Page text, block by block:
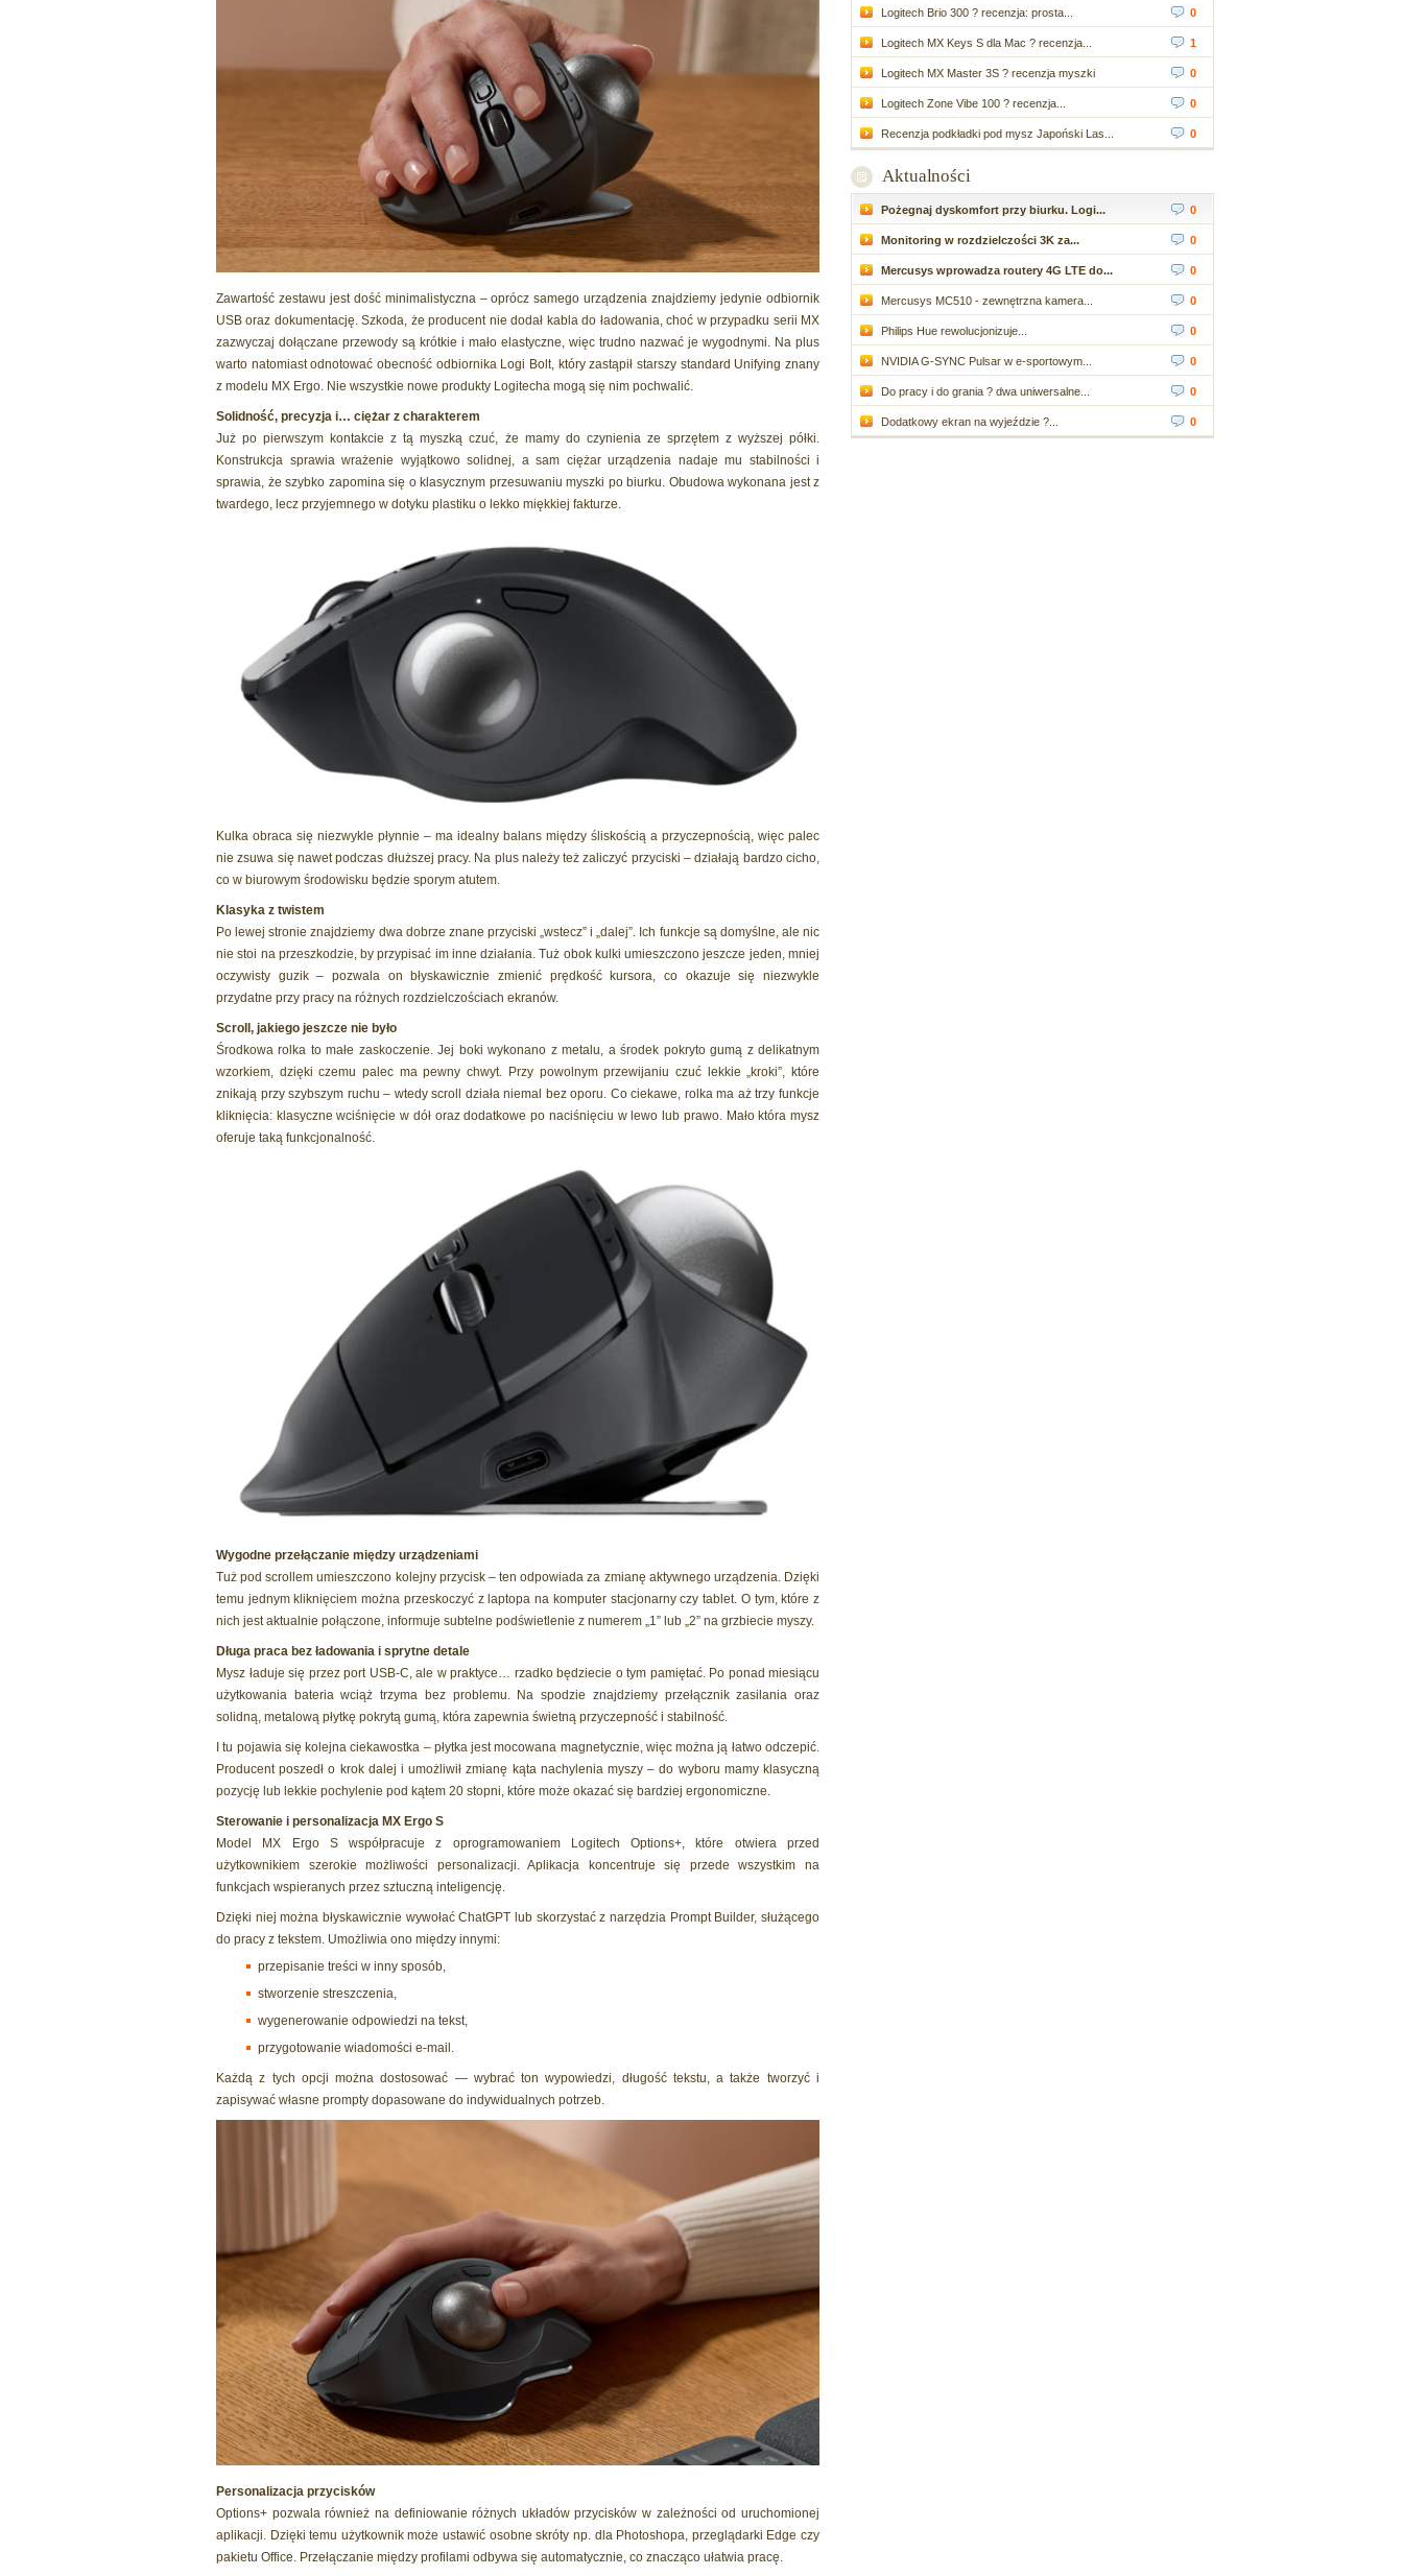
Zawartość zestawu jest dość minimalistyczna – oprócz samego urządzenia znajdziemy jedynie odbiornik
USB oraz dokumentację. Szkoda, że producent nie dodał kabla do ładowania, choć w przypadku serii MX
zazwyczaj dołączane przewody są krótkie i mało elastyczne, więc trudno nazwać je wygodnymi. Na plus
warto natomiast odnotować obecność odbiornika Logi Bolt, który zastąpił starszy standard Unifying znany
z modelu MX Ergo. Nie wszystkie nowe produkty Logitecha mogą się nim pochwalić.
Solidność, precyzja i… ciężar z charakterem
Już po pierwszym kontakcie z tą myszką czuć, że mamy do czynienia ze sprzętem z wyższej półki.
Konstrukcja sprawia wrażenie wyjątkowo solidnej, a sam ciężar urządzenia nadaje mu stabilności i
sprawia, że szybko zapomina się o klasycznym przesuwaniu myszki po biurku. Obudowa wykonana jest z
twardego, lecz przyjemnego w dotyku plastiku o lekko miękkiej fakturze.
Kulka obraca się niezwykle płynnie – ma idealny balans między śliskością a przyczepnością, więc palec
nie zsuwa się nawet podczas dłuższej pracy. Na plus należy też zaliczyć przyciski – działają bardzo cicho,
co w biurowym środowisku będzie sporym atutem.
Klasyka z twistem
Po lewej stronie znajdziemy dwa dobrze znane przyciski „wstecz” i „dalej”. Ich funkcje są domyślne, ale nic
nie stoi na przeszkodzie, by przypisać im inne działania. Tuż obok kulki umieszczono jeszcze jeden, mniej
oczywisty guzik – pozwala on błyskawicznie zmienić prędkość kursora, co okazuje się niezwykle
przydatne przy pracy na różnych rozdzielczościach ekranów.
Scroll, jakiego jeszcze nie było
Środkowa rolka to małe zaskoczenie. Jej boki wykonano z metalu, a środek pokryto gumą z delikatnym
wzorkiem, dzięki czemu palec ma pewny chwyt. Przy powolnym przewijaniu czuć lekkie „kroki”, które
znikają przy szybszym ruchu – wtedy scroll działa niemal bez oporu. Co ciekawe, rolka ma aż trzy funkcje
kliknięcia: klasyczne wciśnięcie w dół oraz dodatkowe po naciśnięciu w lewo lub prawo. Mało która mysz
oferuje taką funkcjonalność.
Wygodne przełączanie między urządzeniami
Tuż pod scrollem umieszczono kolejny przycisk – ten odpowiada za zmianę aktywnego urządzenia. Dzięki
temu jednym kliknięciem można przeskoczyć z laptopa na komputer stacjonarny czy tablet. O tym, które z
nich jest aktualnie połączone, informuje subtelne podświetlenie z numerem „1” lub „2” na grzbiecie myszy.
Długa praca bez ładowania i sprytne detale
Mysz ładuje się przez port USB-C, ale w praktyce… rzadko będziecie o tym pamiętać. Po ponad miesiącu
użytkowania bateria wciąż trzyma bez problemu. Na spodzie znajdziemy przełącznik zasilania oraz
solidną, metalową płytkę pokrytą gumą, która zapewnia świetną przyczepność i stabilność.
I tu pojawia się kolejna ciekawostka – płytka jest mocowana magnetycznie, więc można ją łatwo odczepić.
Producent poszedł o krok dalej i umożliwił zmianę kąta nachylenia myszy – do wyboru mamy klasyczną
pozycję lub lekkie pochylenie pod kątem 20 stopni, które może okazać się bardziej ergonomiczne.
Sterowanie i personalizacja MX Ergo S
Model MX Ergo S współpracuje z oprogramowaniem Logitech Options+, które otwiera przed
użytkownikiem szerokie możliwości personalizacji. Aplikacja koncentruje się przede wszystkim na
funkcjach wspieranych przez sztuczną inteligencję.
Dzięki niej można błyskawicznie wywołać ChatGPT lub skorzystać z narzędzia Prompt Builder, służącego
do pracy z tekstem. Umożliwia ono między innymi:
przepisanie treści w inny sposób,
stworzenie streszczenia,
wygenerowanie odpowiedzi na tekst,
przygotowanie wiadomości e-mail.
Każdą z tych opcji można dostosować — wybrać ton wypowiedzi, długość tekstu, a także tworzyć i
zapisywać własne prompty dopasowane do indywidualnych potrzeb.
Personalizacja przycisków
Options+ pozwala również na definiowanie różnych układów przycisków w zależności od uruchomionej
aplikacji. Dzięki temu użytkownik może ustawić osobne skróty np. dla Photoshopa, przeglądarki Edge czy
pakietu Office. Przełączanie między profilami odbywa się automatycznie, co znacząco ułatwia pracę.
Logitech Brio 300 ? recenzja: prosta... 0
Logitech MX Keys S dla Mac ? recenzja... 1
Logitech MX Master 3S ? recenzja myszki 0
Logitech Zone Vibe 100 ? recenzja... 0
Recenzja podkładki pod mysz Japoński Las... 0
Aktualności
Pożegnaj dyskomfort przy biurku. Logi... 0
Monitoring w rozdzielczości 3K za... 0
Mercusys wprowadza routery 4G LTE do... 0
Mercusys MC510 - zewnętrzna kamera... 0
Philips Hue rewolucjonizuje... 0
NVIDIA G-SYNC Pulsar w e-sportowym... 0
Do pracy i do grania ? dwa uniwersalne... 0
Dodatkowy ekran na wyjeździe ?... 0